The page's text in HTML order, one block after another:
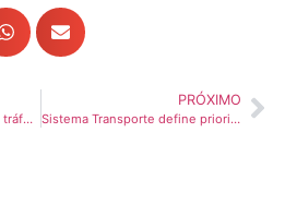
PRF alerta para restrição de tráfego de veículos pesados durante as festas de final do ano
PRÓXIMO
Sistema Transporte define prioridades e agenda estratégica para 2026